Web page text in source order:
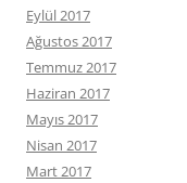
Eylül 2017
Ağustos 2017
Temmuz 2017
Haziran 2017
Mayıs 2017
Nisan 2017
Mart 2017